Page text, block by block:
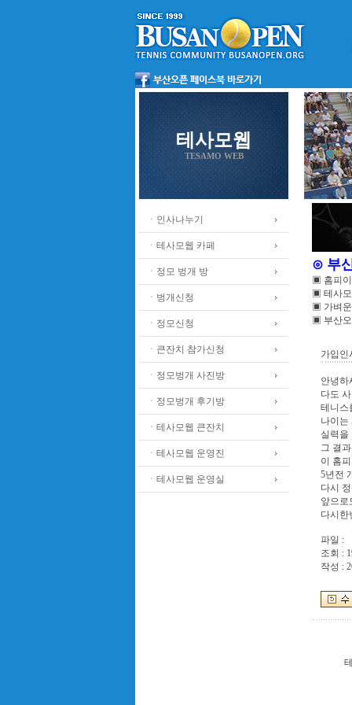
테사모웹
TESAMO WEB
ㆍ인사나누기
ㆍ테사모웹 카페
ㆍ정모 벙개 방
ㆍ벙개신청
ㆍ정모신청
ㆍ큰잔치 참가신청
ㆍ정모벙개 사진방
ㆍ정모벙개 후기방
ㆍ테사모웹 큰잔치
ㆍ테사모웹 운영진
ㆍ테사모웹 운영실
⊙ 부
▣ 홈피
▣ 테사
▣ 가벼
▣ 부산
가입인
안녕하
다도
테니스
나이는
실력을
그 결
이 홈
5년전
다시
앞으로
다시한
파일 :
조회 :
작성 :